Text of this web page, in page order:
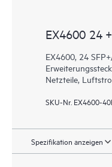
EX4600 24
EX4600, 24
Netzteile,
SKU-Nr. EX4600-
Spezifikation anzeigen